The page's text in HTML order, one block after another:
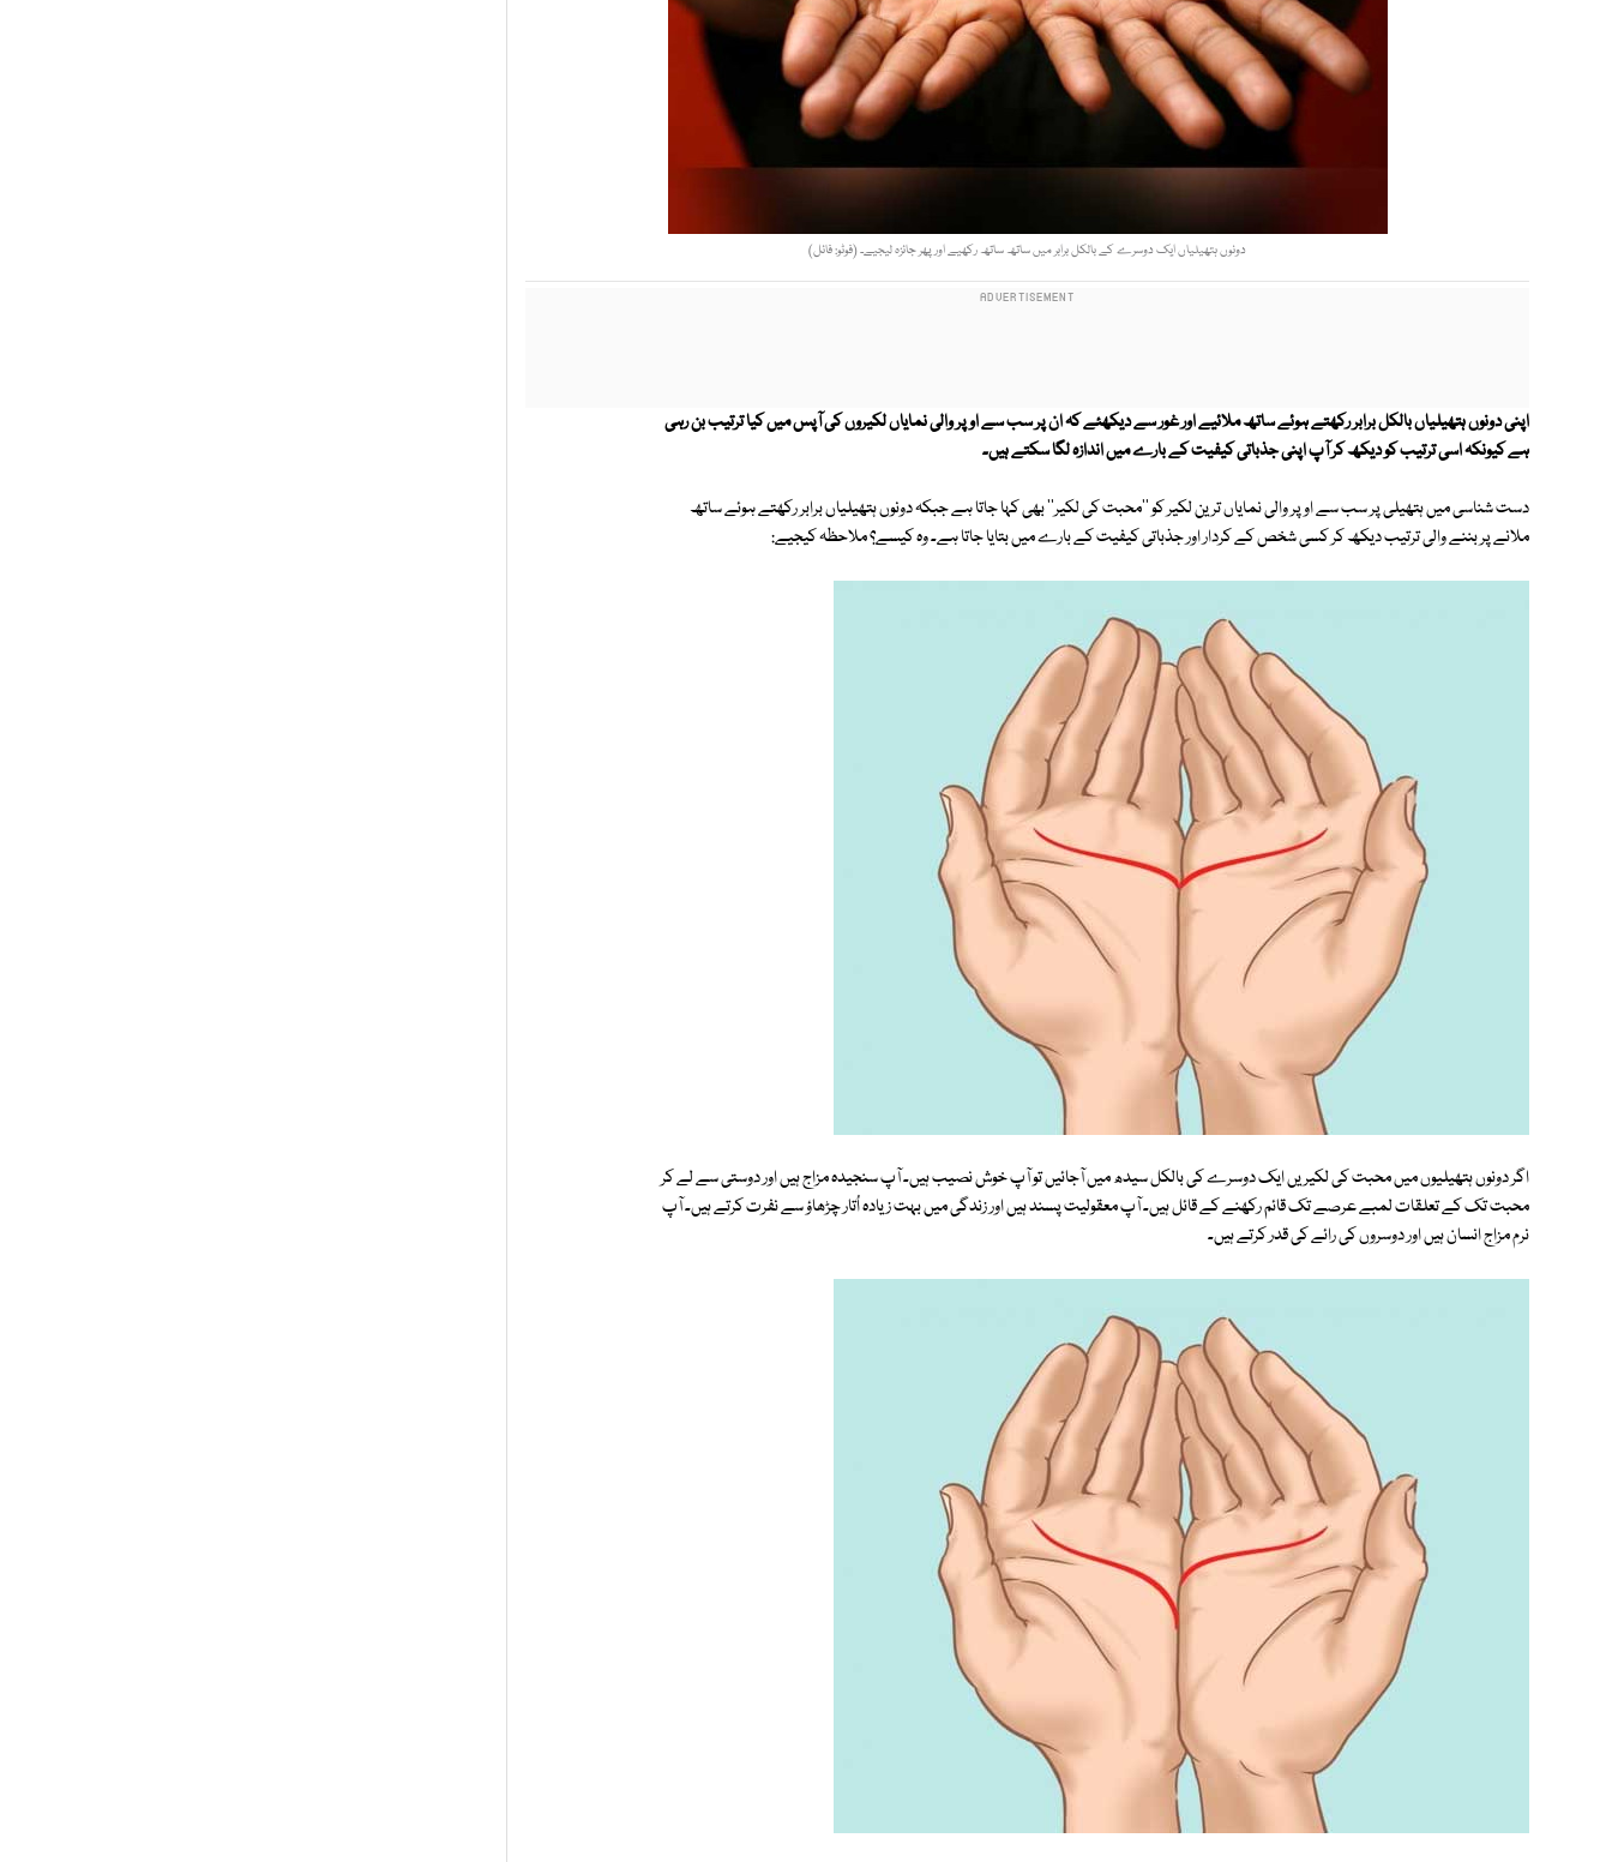
دونوں ہتھیلیاں ایک دوسرے کے بالکل برابر میں ساتھ ساتھ رکھیے اور پھر جائزہ لیجیے۔ (فوٹو: فائل)
اپنی دونوں ہتھیلیاں بالکل برابر رکھتے ہوئے ساتھ ملائیے اور غور سے دیکھئے کہ ان پر سب سے اوپر والی نمایاں لکیروں کی آپس میں کیا ترتیب بن رہی
ہے کیونکہ اسی ترتیب کو دیکھ کر آپ اپنی جذباتی کیفیت کے بارے میں اندازہ لگا سکتے ہیں۔
دست شناسی میں ہتھیلی پر سب سے اوپر والی نمایاں ترین لکیر کو ''محبت کی لکیر'' بھی کہا جاتا ہے جبکہ دونوں ہتھیلیاں برابر رکھتے ہوئے ساتھ
ملانے پر بننے والی ترتیب دیکھ کر کسی شخص کے کردار اور جذباتی کیفیت کے بارے میں بتایا جاتا ہے۔ وہ کیسے؟ ملاحظہ کیجیے:
اگر دونوں ہتھیلیوں میں محبت کی لکیریں ایک دوسرے کی بالکل سیدھ میں آجائیں تو آپ خوش نصیب ہیں۔ آپ سنجیدہ مزاج ہیں اور دوستی سے لے کر
محبت تک کے تعلقات لمبے عرصے تک قائم رکھنے کے قائل ہیں۔ آپ معقولیت پسند ہیں اور زندگی میں بہت زیادہ اُتار چڑھاؤ سے نفرت کرتے ہیں۔ آپ
نرم مزاج انسان ہیں اور دوسروں کی رائے کی قدر کرتے ہیں۔